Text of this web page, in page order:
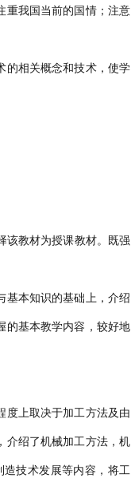
重我国当前的国情；注意
的相关概念和技术，使学
该教材为授课教材。既强
基本知识的基础上，介绍
的基本教学内容，较好地
度上取决于加工方法及由
介绍了机械加工方法，机
技术发展等内容，将工